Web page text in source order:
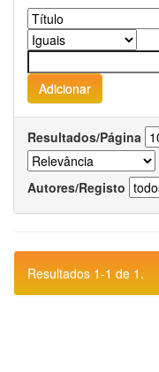
Resultados/Página
Autores/Registo
Resultados 1-1 de 1.